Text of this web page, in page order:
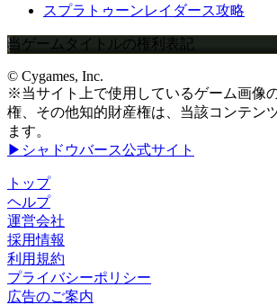
スプラトゥーンレイダース攻略
当ゲームタイトルの権利表記
© Cygames, Inc.
※当サイト上で使用しているゲーム画像
権、その他知的財産権は、当該コンテン
ます。
▶シャドウバース公式サイト
トップ
ヘルプ
運営会社
採用情報
利用規約
プライバシーポリシー
広告のご案内